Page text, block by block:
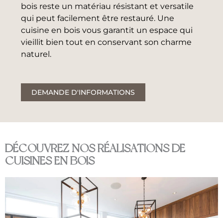
bois reste un matériau résistant et versatile
qui peut facilement être restauré. Une
cuisine en bois vous garantit un espace qui
vieillit bien tout en conservant son charme
naturel.
DEMANDE D'INFORMATIONS
DÉCOUVREZ NOS RÉALISATIONS DE
CUISINES EN BOIS